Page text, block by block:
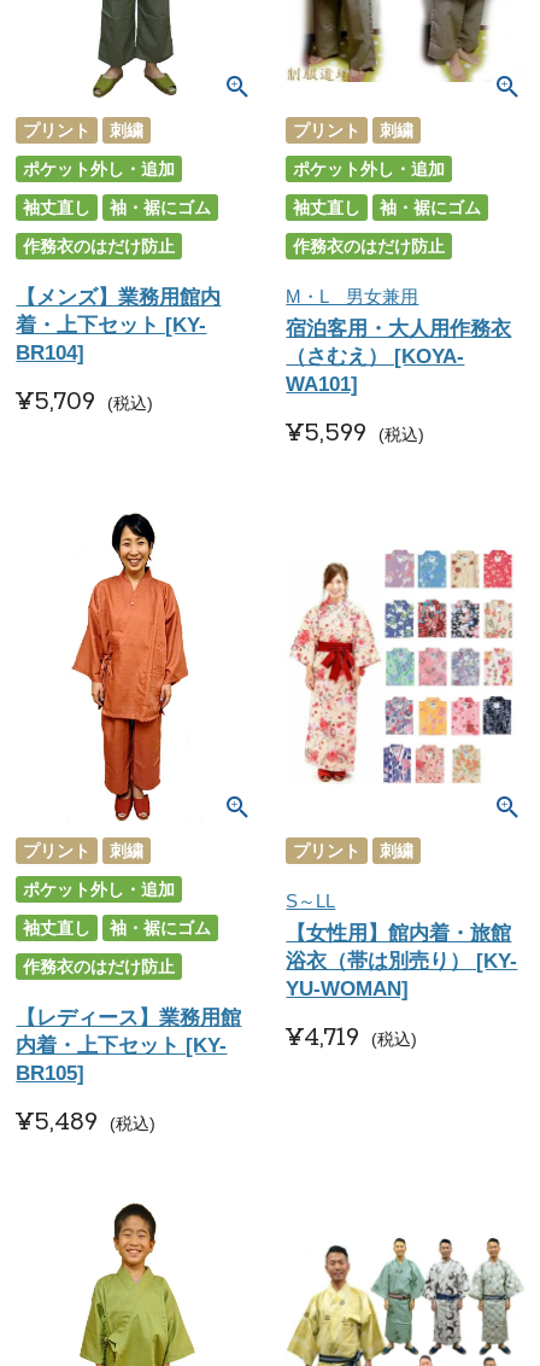
プリント
刺繍
ポケット外し・追加
袖丈直し
袖・裾にゴム
作務衣のはだけ防止
【メンズ】業務用館内
着・上下セット [KY-
BR104]
¥5,709 税込
プリント
刺繍
ポケット外し・追加
袖丈直し
袖・裾にゴム
作務衣のはだけ防止
M・L 男女兼用
宿泊客用・大人用作務衣
（さむえ） [KOYA-
WA101]
¥5,599 税込
プリント
刺繍
ポケット外し・追加
袖丈直し
袖・裾にゴム
作務衣のはだけ防止
【レディース】業務用館
内着・上下セット [KY-
BR105]
¥5,489 税込
プリント 刺繍
S～LL
【女性用】館内着・旅館
浴衣（帯は別売り） [KY-
YU-WOMAN]
¥4,719 税込